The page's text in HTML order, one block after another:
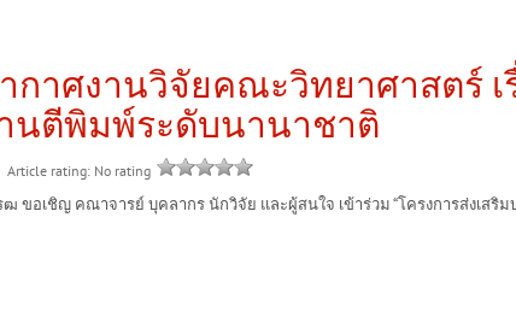
กาศงานวิจัยคณะวิทยาศาสตร์
นตีพิมพ์ระดับนานาชาติ
Article rating: No rating
ชิญ คณาจารย์ บุคลากร นักวิจัย และผู้สนใจ เข้าร่วม “โครงการส่งเสริมบ